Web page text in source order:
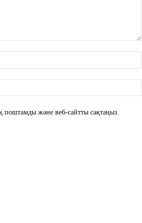
поштамды және веб-сайтты сақтаңыз.